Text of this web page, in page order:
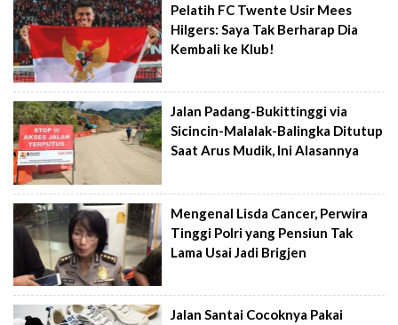
Pelatih FC Twente Usir Mees
Hilgers: Saya Tak Berharap Dia
Kembali ke Klub!
Jalan Padang-Bukittinggi via
Sicincin-Malalak-Balingka Ditutup
Saat Arus Mudik, Ini Alasannya
Mengenal Lisda Cancer, Perwira
Tinggi Polri yang Pensiun Tak
Lama Usai Jadi Brigjen
Jalan Santai Cocoknya Pakai